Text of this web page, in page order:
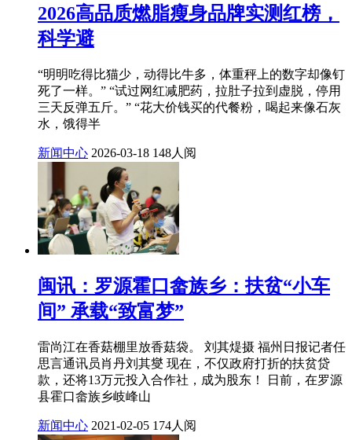
2026高品质燃脂瘦身品牌实测红榜，
科学避
“明明吃得比猫少，动得比牛多，体重秤上的数字却像钉
死了一样。” “试过网红减肥药，拉肚子拉到虚脱，停用
三天反弹五斤。” “花大价钱买的代餐粉，喝起来像石灰
水，饿得半
新闻中心 2026-03-18 148人阅
闽讯：罗源霍口畲族乡：扶贫“小车
间” 承载“致富梦”
雷尚江在香菇棚里放香菇袋。 刘其煶摄 福州日报记者任
思言通讯员肖丹刘其燮 现在，不仅政府打折的扶贫贷
款，还将13万元投入合作社，成为股东！ 日前，在罗源
县霍口畲族乡岐峰山
新闻中心 2021-02-05 174人阅